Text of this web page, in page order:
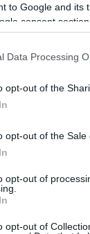
to Google and its
consent section.
Data Processing
opt-out of the
opt-out of the Sale
opt-out of
opt-out of
sono quindi
sono
garantire la